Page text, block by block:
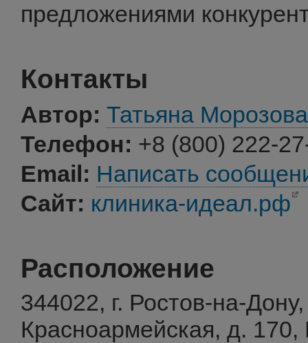
предложениями
Контакты
Автор: Татьяна Морозова
Телефон: +8 (800) 222-
Email: Написать
Сайт: клиника-идеал.рф
Расположение
344022, г. Ростов-на-
Красноармейская, д. 170,